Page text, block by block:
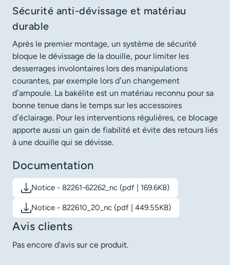
Sécurité anti-dévissage et matériau
durable
Après le premier montage, un système de sécurité
bloque le dévissage de la douille, pour limiter les
desserrages involontaires lors des manipulations
courantes, par exemple lors d’un changement
d’ampoule. La bakélite est un matériau reconnu pour sa
bonne tenue dans le temps sur les accessoires
d’éclairage. Pour les interventions régulières, ce blocage
apporte aussi un gain de fiabilité et évite des retours liés
à une douille qui se dévisse.
Documentation
Notice - 82261-62262_nc (pdf | 169.6KB)
Télécharger le document: Notice - 82261-62262_nc
Notice - 822610_20_nc (pdf | 449.55KB)
Télécharger le document: Notice - 822610_20_nc
Avis clients
Pas encore d'avis sur ce produit.